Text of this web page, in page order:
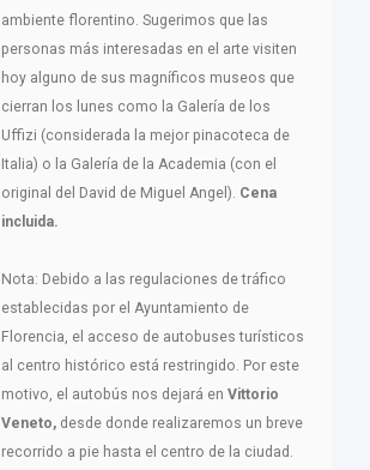
ambiente florentino. Sugerimos que las
personas más interesadas en el arte visiten
hoy alguno de sus magníficos museos que
cierran los lunes como la Galería de los
Uffizi (considerada la mejor pinacoteca de
Italia) o la Galería de la Academia (con el
original del David de Miguel Angel). Cena
incluida.
Nota: Debido a las regulaciones de tráfico
establecidas por el Ayuntamiento de
Florencia, el acceso de autobuses turísticos
al centro histórico está restringido. Por este
motivo, el autobús nos dejará en Vittorio
Veneto, desde donde realizaremos un breve
recorrido a pie hasta el centro de la ciudad.